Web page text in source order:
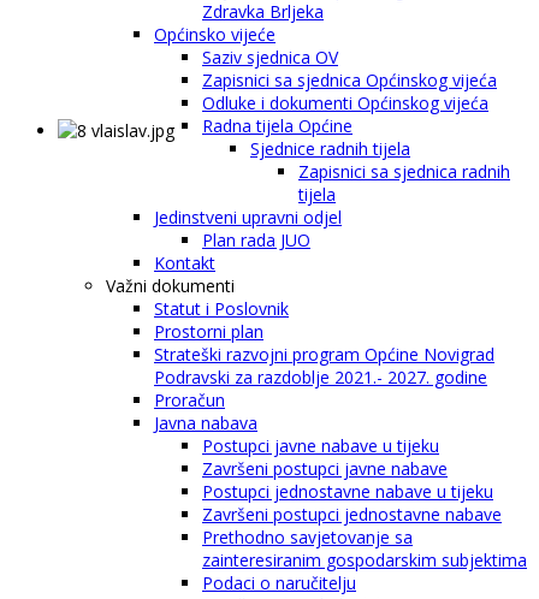
Zdravka Brljeka
Općinsko vijeće
Saziv sjednica OV
Zapisnici sa sjednica Općinskog vijeća
Odluke i dokumenti Općinskog vijeća
Radna tijela Općine
Sjednice radnih tijela
Zapisnici sa sjednica radnih
tijela
Jedinstveni upravni odjel
Plan rada JUO
Kontakt
Važni dokumenti
Statut i Poslovnik
Prostorni plan
Strateški razvojni program Općine Novigrad
Podravski za razdoblje 2021.- 2027. godine
Proračun
Javna nabava
Postupci javne nabave u tijeku
Završeni postupci javne nabave
Postupci jednostavne nabave u tijeku
Završeni postupci jednostavne nabave
Prethodno savjetovanje sa
zainteresiranim gospodarskim subjektima
Podaci o naručitelju